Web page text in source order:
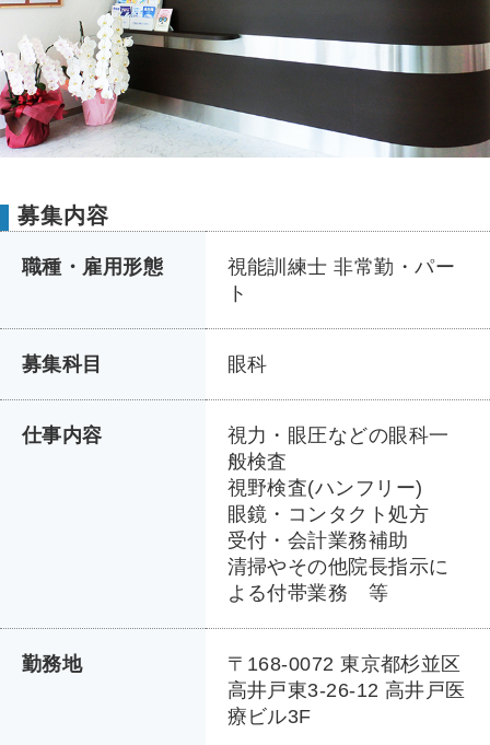
募集内容
職種・雇用形態
視能訓練士 非常勤・パー
ト
募集科目 眼科
仕事内容
視力・眼圧などの眼科一
般検査
視野検査(ハンフリー)
眼鏡・コンタクト処方
受付・会計業務補助
清掃やその他院長指示に
よる付帯業務 等
勤務地
〒168-0072 東京都杉並区
高井戸東3-26-12 高井戸医
療ビル3F